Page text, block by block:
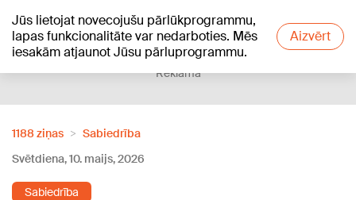
Jūs lietojat novecojušu pārlūkprogrammu,
lapas funkcionalitāte var nedarboties. Mēs
iesakām atjaunot Jūsu pārluprogrammu.
Aizvērt
+16°C
Reklāma
1188 ziņas
Sabiedrība
Svētdiena, 10. maijs, 2026
Sabiedrība